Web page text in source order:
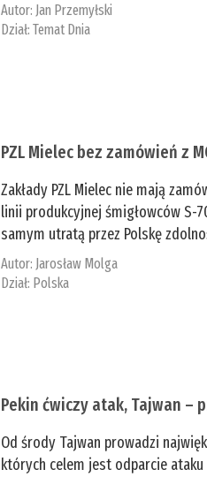
Autor: Jan Przemyłski
Dział:Temat Dnia
PZL Mielec bez zamówień z
Zakłady PZL Mielec nie mają
linii produkcyjnej śmigłowców S-
samym utratą przez Polskę
Autor: Jarosław Molga
Dział: Polska
Pekin ćwiczy atak, Tajwan –
Od środy Tajwan prowadzi
których celem jest odparcie